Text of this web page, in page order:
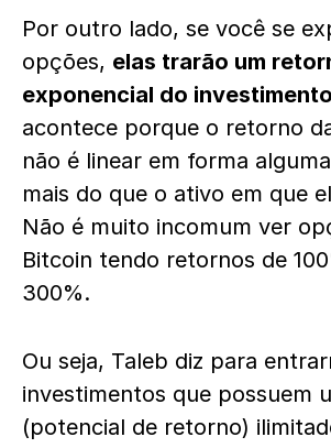
Por outro lado, se você se
opções, elas trarão um
exponencial do investimento
acontece porque o retorno
não é linear em forma
mais do que o ativo em que
Não é muito incomum ver
Bitcoin tendo retornos de
300%.
Ou seja, Taleb diz para
investimentos que possuem
(potencial de retorno)